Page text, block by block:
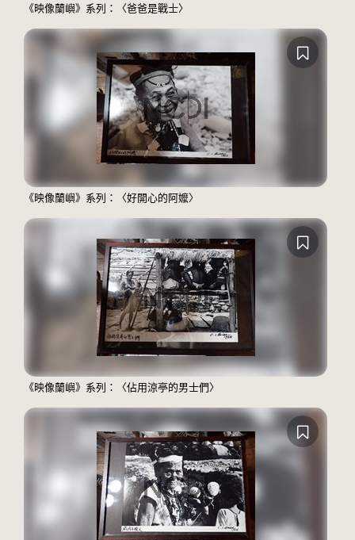
《映像蘭嶼》系列：〈爸爸是戰士〉
《映像蘭嶼》系列：〈好開心的阿嬤〉
《映像蘭嶼》系列：〈佔用涼亭的男士們〉